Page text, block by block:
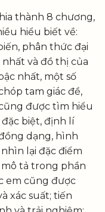
thành 8 chương,
hiểu biết về:
phân thức đại
nhất và đồ thị của
nhất, một số
tam giác đề,
được tìm hiểu
biệt, định lí
dạng, hình
lại đặc điểm
tả trong phần
em cũng được
xác suất; tiến